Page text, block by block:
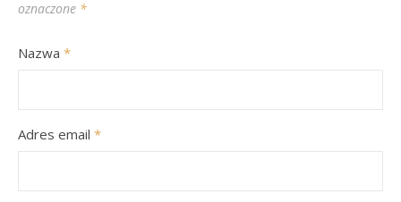
oznaczone *
Nazwa *
Adres email *